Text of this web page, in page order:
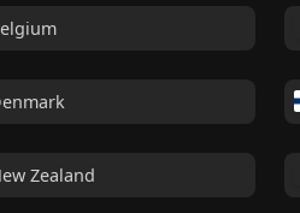
Zealand